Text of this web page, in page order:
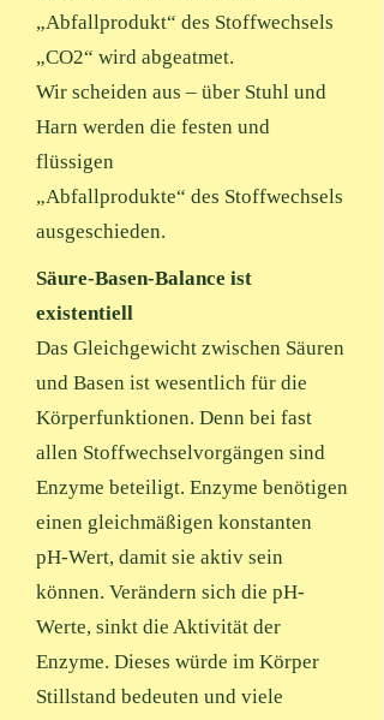
„Abfallprodukt“ des Stoffwechsels
„CO2“ wird abgeatmet.
Wir scheiden aus – über Stuhl und
Harn werden die festen und
flüssigen
„Abfallprodukte“ des Stoffwechsels
ausgeschieden.
Säure-Basen-Balance ist
existentiell
Das Gleichgewicht zwischen Säuren
und Basen ist wesentlich für die
Körperfunktionen. Denn bei fast
allen Stoffwechselvorgängen sind
Enzyme beteiligt. Enzyme benötigen
einen gleichmäßigen konstanten
pH-Wert, damit sie aktiv sein
können. Verändern sich die pH-
Werte, sinkt die Aktivität der
Enzyme. Dieses würde im Körper
Stillstand bedeuten und viele